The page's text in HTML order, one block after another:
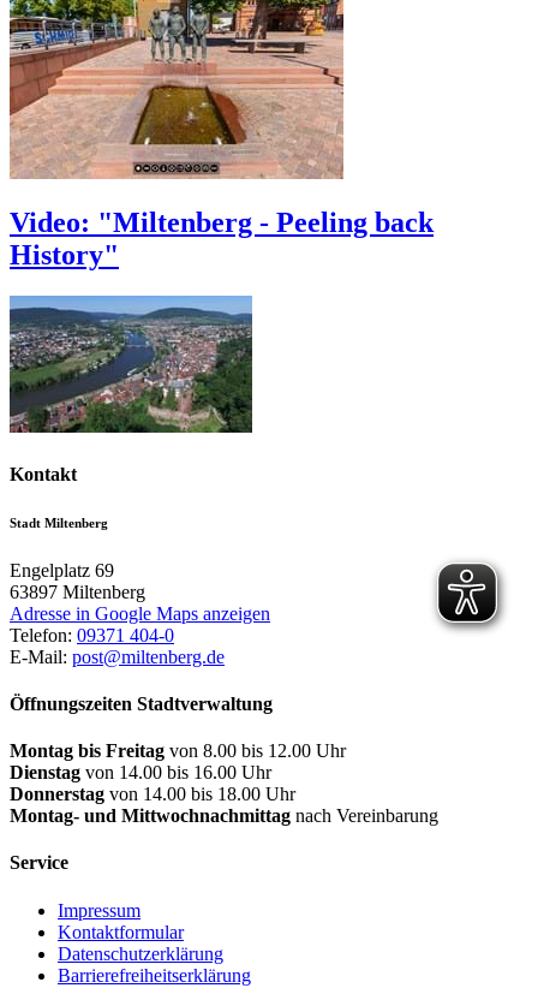
Video: "Miltenberg - Peeling back
History"
Kontakt
Stadt Miltenberg
Engelplatz 69
63897 Miltenberg
Adresse in Google Maps anzeigen
Telefon: 09371 404-0
E-Mail: post@miltenberg.de
Öffnungszeiten Stadtverwaltung
Montag bis Freitag von 8.00 bis 12.00 Uhr
Dienstag von 14.00 bis 16.00 Uhr
Donnerstag von 14.00 bis 18.00 Uhr
Montag- und Mittwochnachmittag nach Vereinbarung
Service
Impressum
Kontaktformular
Datenschutzerklärung
Barrierefreiheitserklärung